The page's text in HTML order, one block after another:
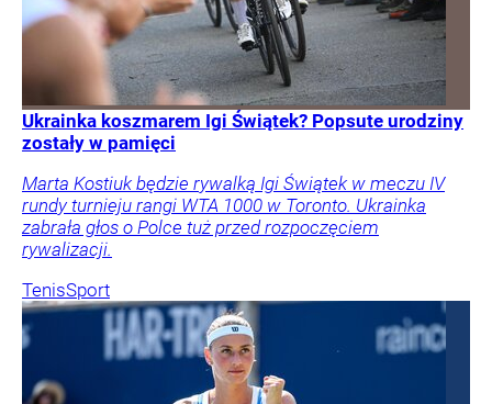
Ukrainka koszmarem Igi Świątek? Popsute urodziny
zostały w pamięci
Marta Kostiuk będzie rywalką Igi Świątek w meczu IV
rundy turnieju rangi WTA 1000 w Toronto. Ukrainka
zabrała głos o Polce tuż przed rozpoczęciem
rywalizacji.
TenisSport